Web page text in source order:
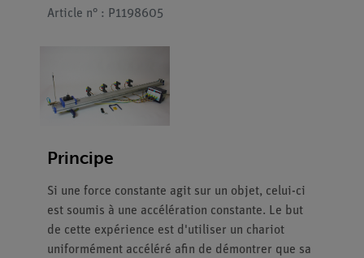
Article n° : P1198605
Principe
Si une force constante agit sur un objet, celui-ci
est soumis à une accélération constante. Le but
de cette expérience est d'utiliser un chariot
uniformément accéléré afin de démontrer que sa